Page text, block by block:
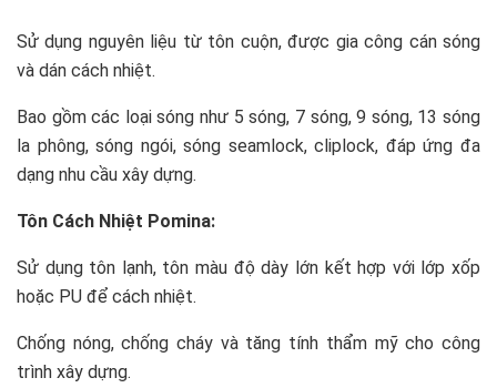
Sử dụng nguyên liệu từ tôn cuộn, được gia công cán sóng
và dán cách nhiệt.
Bao gồm các loại sóng như 5 sóng, 7 sóng, 9 sóng, 13 sóng
la phông, sóng ngói, sóng seamlock, cliplock, đáp ứng đa
dạng nhu cầu xây dựng.
Tôn Cách Nhiệt Pomina:
Sử dụng tôn lạnh, tôn màu độ dày lớn kết hợp với lớp xốp
hoặc PU để cách nhiệt.
Chống nóng, chống cháy và tăng tính thẩm mỹ cho công
trình xây dựng.